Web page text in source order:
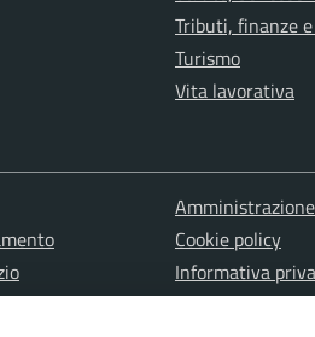
Tributi, finanze
Turismo
Vita lavorativa
Cookie policy
Informativa
Note Legali